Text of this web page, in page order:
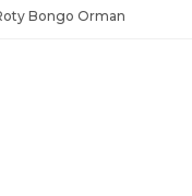
Bongo Orman